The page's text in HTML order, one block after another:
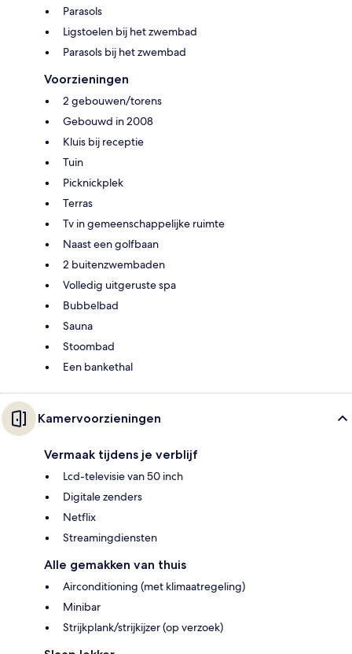
Parasols
Ligstoelen bij het zwembad
Parasols bij het zwembad
Voorzieningen
2 gebouwen/torens
Gebouwd in 2008
Kluis bij receptie
Tuin
Picknickplek
Terras
Tv in gemeenschappelijke ruimte
Naast een golfbaan
2 buitenzwembaden
Volledig uitgeruste spa
Bubbelbad
Sauna
Stoombad
Een bankethal
Kamervoorzieningen
Vermaak tijdens je verblijf
Lcd-televisie van 50 inch
Digitale zenders
Netflix
Streamingdiensten
Alle gemakken van thuis
Airconditioning (met klimaatregeling)
Minibar
Strijkplank/strijkijzer (op verzoek)